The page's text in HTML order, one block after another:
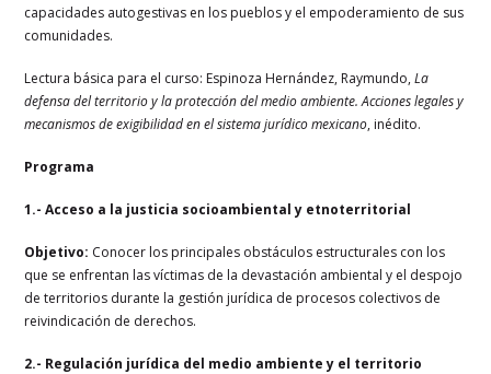
capacidades autogestivas en los pueblos y el empoderamiento de sus
comunidades.
Lectura básica para el curso: Espinoza Hernández, Raymundo,La
defensa del territorio y laprotección del medio ambiente. Acciones legales y
mecanismos de exigibilidad en elsistema jurídico mexicano, inédito.
Programa
1.- Acceso a la justicia socioambiental y etnoterritorial
Objetivo: Conocer los principales obstáculos estructurales con los
que se enfrentan lasvíctimas de la devastación ambiental y el despojo
de territorios durante la gestión jurídica de procesos colectivos de
reivindicación de derechos.
2.- Regulación jurídica del medio ambiente y el territorio